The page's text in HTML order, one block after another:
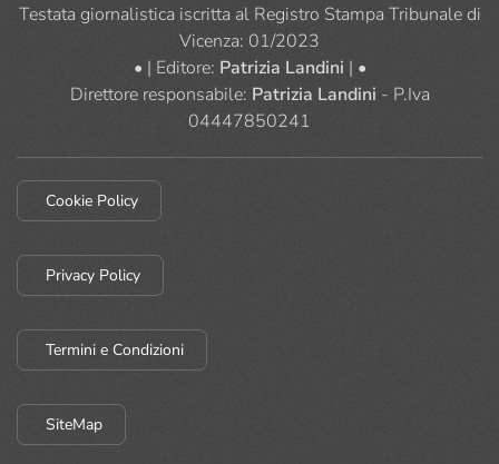
Testata giornalistica iscritta al Registro Stampa Tribunale di
Vicenza: 01/2023
• | Editore: Patrizia Landini | •
Direttore responsabile: Patrizia Landini - P.Iva
04447850241
Cookie Policy
Privacy Policy
Termini e Condizioni
SiteMap